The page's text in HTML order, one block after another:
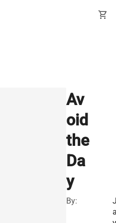
shopping_cart
Av
oid
the
Da
y
By: